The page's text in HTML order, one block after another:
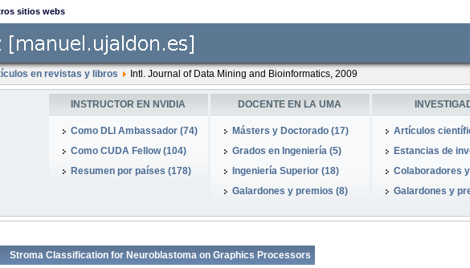
sitios webs
en revistas y libros Intl. Journal of Data Mining and Bioinformatics, 2009
INSTRUCTOR EN NVIDIA
Como DLI Ambassador (74)
Como CUDA Fellow (104)
Resumen por países (178)
DOCENTE EN LA UMA
Másters y Doctorado (17)
Grados en Ingeniería (5)
Ingeniería Superior (18)
Galardones y premios (8)
Artículos
Estancias de
Colaboradores
Galardones y
Stroma Classification for Neuroblastoma on Graphics Processors